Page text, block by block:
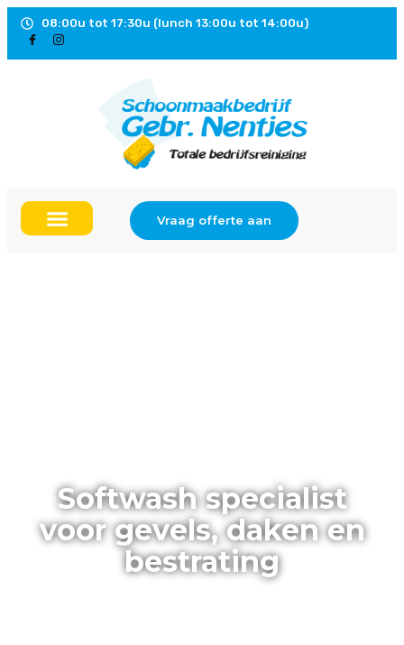
08:00u tot 17:30u (lunch 13:00u tot 14:00u)
Vraag offerte aan
Softwash specialist
voor gevels, daken en
bestrating